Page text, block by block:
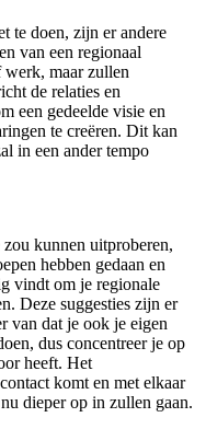
te doen, zijn er andere
van een regionaal
werk, maar zullen
de relaties en
een gedeelde visie en
te creëren. Dit kan
in een ander tempo
kunnen uitproberen,
hebben gedaan en
vindt om je regionale
Deze suggesties zijn er
van dat je ook je eigen
dus concentreer je op
heeft. Het
komt en met elkaar
dieper op in zullen gaan.